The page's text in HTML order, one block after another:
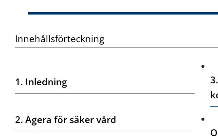
Innehållsförteckning
1. Inledning
2. Agera för säker vård